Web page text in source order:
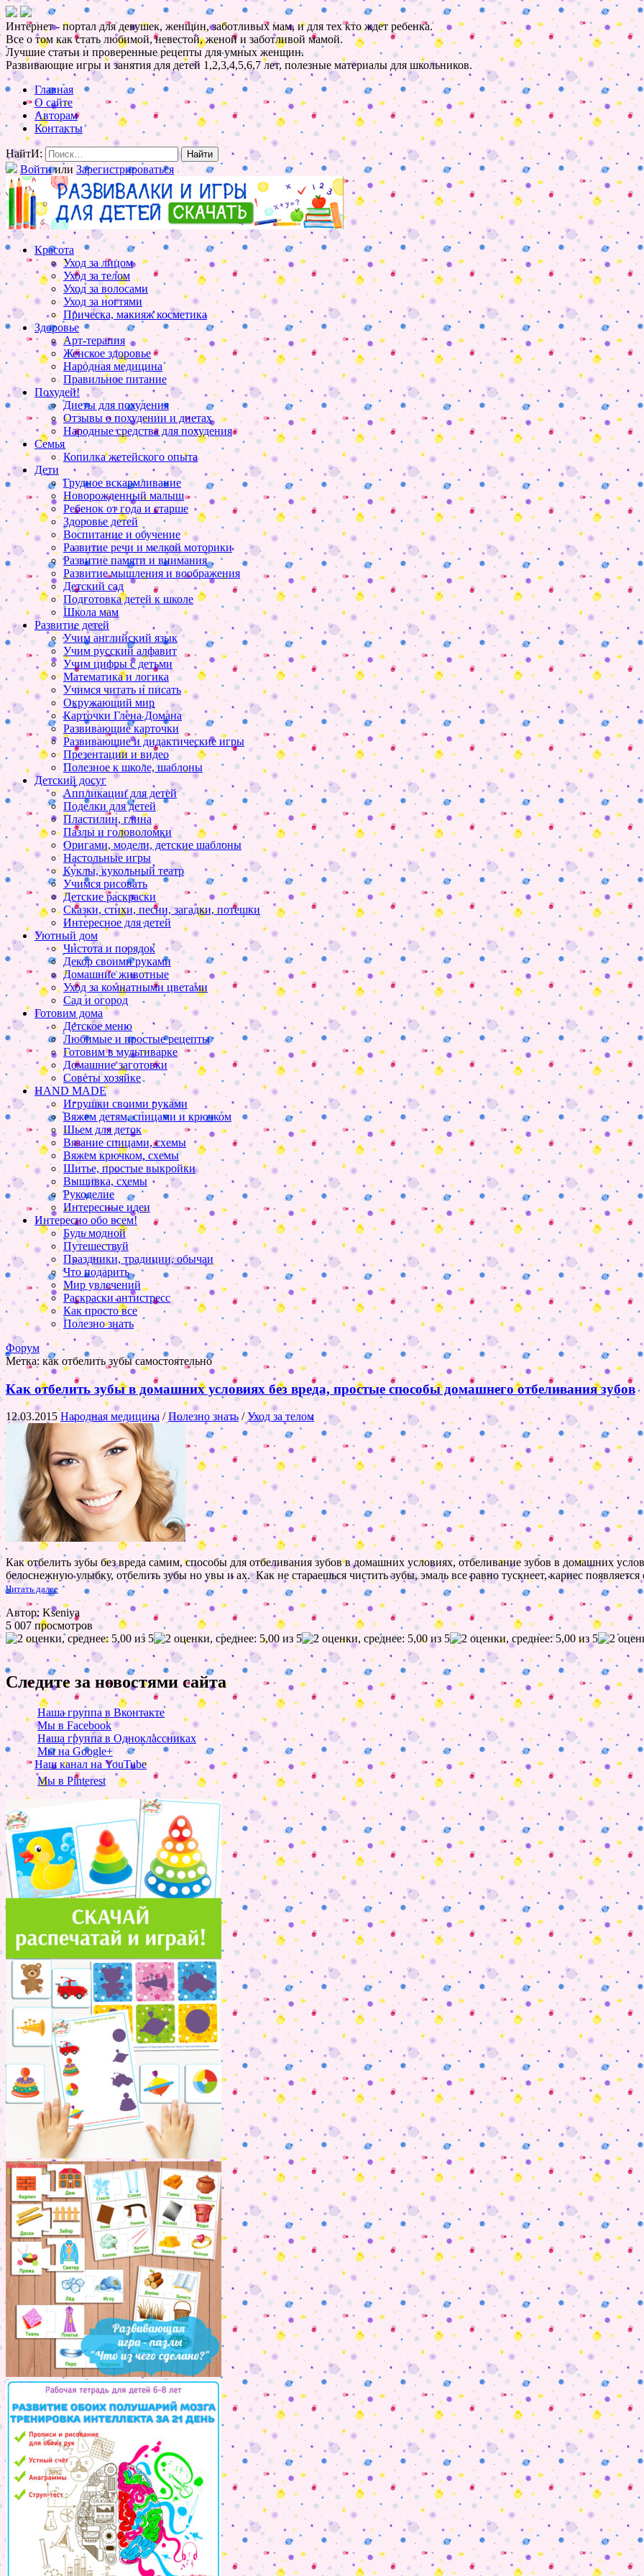
Интернет - портал для девушек, женщин, заботливых мам, и для тех кто ждет ребенка.
Все о том как стать любимой, невестой, женой и заботливой мамой.
Лучшие статьи и проверенные рецепты для умных женщин.
Развивающие игры и занятия для детей 1,2,3,4,5,6,7 лет, полезные материалы для школьников.
Главная
О сайте
Авторам
Контакты
НайтИ:
Войтиили Зарегистрироваться
Красота
Уход за лицом
Уход за телом
Уход за волосами
Уход за ногтями
Прическа, макияж косметика
Здоровье
Арт-терапия
Женское здоровье
Народная медицина
Правильное питание
Похудей!
Диеты для похудения
Отзывы о похудении и диетах
Народные средства для похудения
Семья
Копилка жетейского опыта
Дети
Грудное вскармливание
Новорожденный малыш
Ребенок от года и старше
Здоровье детей
Воспитание и обучение
Развитие речи и мелкой моторики
Развитие памяти и внимания
Развитие мышления и воображения
Детский сад
Подготовка детей к школе
Школа мам
Развитие детей
Учим английский язык
Учим русский алфавит
Учим цифры с детьми
Математика и логика
Учимся читать и писать
Окружающий мир
Карточки Глена Домана
Развивающие карточки
Развивающие и дидактические игры
Презентации и видео
Полезное к школе, шаблоны
Детский досуг
Аппликации для детей
Поделки для детей
Пластилин, глина
Пазлы и головоломки
Оригами, модели, детские шаблоны
Настольные игры
Куклы, кукольный театр
Учимся рисовать
Детские раскраски
Сказки, стихи, песни, загадки, потешки
Интересное для детей
Уютный дом
Чистота и порядок
Декор своими руками
Домашние животные
Уход за комнатными цветами
Сад и огород
Готовим дома
Детское меню
Любимые и простые рецепты
Готовим в мультиварке
Домашние заготовки
Советы хозяйке
HAND MADE
Игрушки своими руками
Вяжем детям, спицами и крючком
Шьем для деток
Вязание спицами, схемы
Вяжем крючком, схемы
Шитье, простые выкройки
Вышивка, схемы
Рукоделие
Интересные идеи
Интересно обо всем!
Будь модной
Путешествуй
Праздники, традиции, обычаи
Что подарить
Мир увлечений
Раскраски антистресс
Как просто все
Полезно знать
Форум
Метка: как отбелить зубы самостоятельно
Как отбелить зубы в домашних условиях без вреда, простые способы домашнего отбеливания зубов
12.03.2015 Народная медицина /Полезно знать /Уход за телом
Как отбелить зубы без вреда самим, способы для отбеливания зубов в домашних условиях, отбеливание зубов в домашних
белоснежную улыбку, отбелить зубы но увы и ах. Как не стараешься чистить зубы, эмаль все равно тускнеет, кариес
Читать далее
Автор: Kseniya
5 007 просмотров
Следите за новостями сайта
Наша группа в Вконтакте
Мы в Facebook
Наша группа в Одноклассниках
Мы на Google+
Наш канал на YouTube
Мы в Pinterest